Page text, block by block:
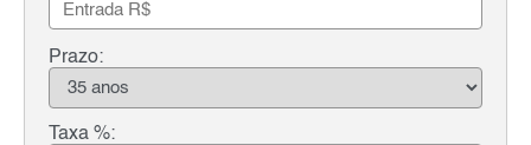
Prazo:
Taxa %: